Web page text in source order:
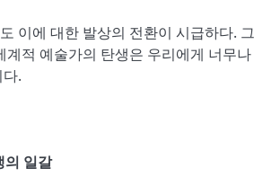
이에 대한 발상의 전환이 시급하다. 그
계적 예술가의 탄생은 우리에게 너무나
.
의 일갈